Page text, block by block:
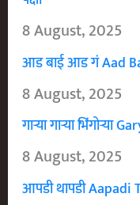
8 August, 2025
आड बाई आड गं Aad
8 August, 2025
गाऱ्या गाऱ्या
8 August, 2025
आपडी थापडी